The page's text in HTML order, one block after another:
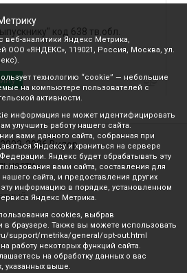
код 638 тв.обл.
2026 Вилор
веб-аналитики Яндекс Метрика,
ООО «ЯНДЕКС», 119021, Россия, Москва, ул.
технологию “cookie” — небольшие
на компьютере пользователей с
активности.
информация не может идентифицировать
улучшить работу нашего сайта.
вами данного сайта, собранная при
Яндексу и храниться на сервере
Яндекс будет обрабатывать эту
вами сайта, составления для
сайта, и предоставления других
информацию в порядке, установленном
Яндекс Метрика.
cookies, выбрав
в браузере. Также вы можете использовать
support/metrika/general/opt-out.html
работу некоторых функций сайта.
на обработку данных о вас
указанных выше.